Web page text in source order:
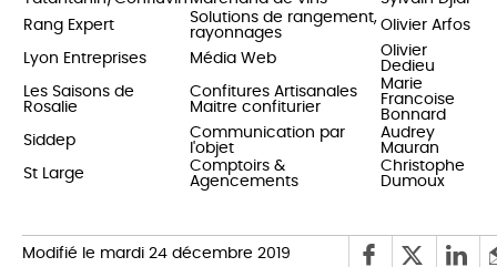
Rang Expert
Solutions de rangement,
rayonnages
Olivier Arfos
Lyon Entreprises Média Web
Olivier
Dedieu
Les Saisons de
Rosalie
Confitures Artisanales
Maitre confiturier
Marie
Francoise
Bonnard
Siddep
Communication par
l'objet
Audrey
Mauran
St Large
Comptoirs &
Agencements
Christophe
Dumoux
Modifié le mardi 24 décembre 2019